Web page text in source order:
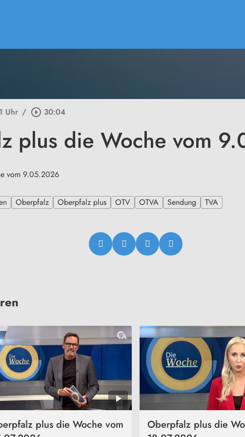
Uhr / play_circle_outline 30:04
plus die Woche vom
vom 9.05.2026
Oberpfalz Oberpfalz plus OTV OTVA Sendung TVA
plus die Woche vom
Oberpfalz plus die